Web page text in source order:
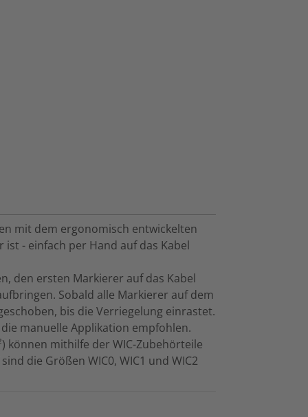
mit dem ergonomisch entwickelten
- einfach per Hand auf das Kabel
den ersten Markierer auf das Kabel
Sobald alle Markierer auf dem
bis die Verriegelung einrastet.
manuelle Applikation empfohlen.
können mithilfe der WIC-Zubehörteile
die Größen WIC0, WIC1 und WIC2